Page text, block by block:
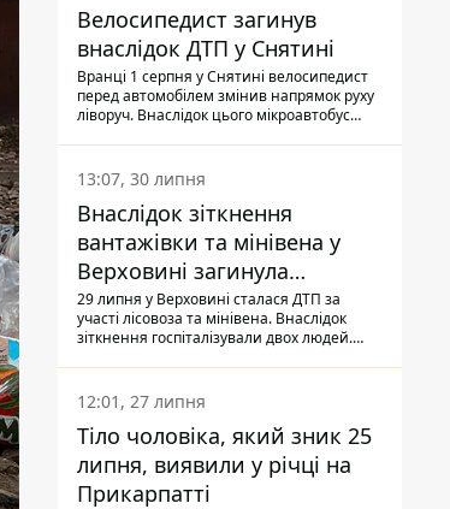
Велосипедист загинув
внаслідок ДТП у Снятині
Вранці 1 серпня у Снятині велосипедист
перед автомобілем змінив напрямок руху
ліворуч. Внаслідок цього мікроавтобус
13:07, 30 липня
Внаслідок зіткнення
вантажівки та мінівена у
Верховині загинула
пасажирка, водійка - у
лікарні
29 липня у Верховині сталася ДТП за
участі лісовоза та мінівена. Внаслідок
зіткнення госпіталізували двох людей.
Також травми отримала водійка
автомобіля.
12:01, 27 липня
Тіло чоловіка, який зник 25
липня, виявили у річці на
Прикарпатті